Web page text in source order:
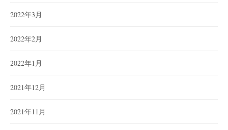
2022年3月
2022年2月
2022年1月
2021年12月
2021年11月